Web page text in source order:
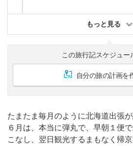
もっと見る
この旅行記スケジュー
自分の旅の計画を
たまたま毎月のように北海道出張
６月は、本当に弾丸で、早朝１便
こなし、翌日観光するまもなく帰